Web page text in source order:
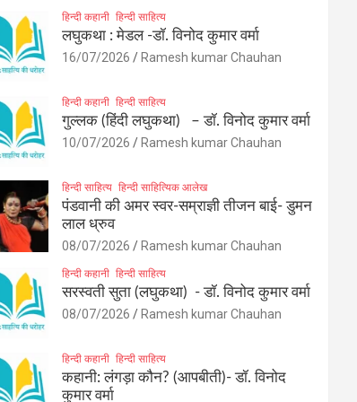
हिन्दी कहानी हिन्दी साहित्य
लघुकथा : मेडल -डॉ. विनोद कुमार वर्मा
16/07/2026 Ramesh kumar Chauhan
हिन्दी कहानी हिन्दी साहित्य
गुल्लक (हिंदी लघुकथा) – डॉ. विनोद कुमार वर्मा
10/07/2026 Ramesh kumar Chauhan
हिन्दी साहित्य हिन्दी साहित्यिक आलेख
पंडवानी की अमर स्वर-सम्राज्ञी तीजन बाई- डुमन
लाल ध्रुव
08/07/2026 Ramesh kumar Chauhan
हिन्दी कहानी हिन्दी साहित्य
सरस्वती सुता (लघुकथा) ​- डॉ. विनोद कुमार वर्मा
08/07/2026 Ramesh kumar Chauhan
हिन्दी कहानी हिन्दी साहित्य
कहानी: लंगड़ा कौन? (आपबीती)​- डॉ. विनोद
कुमार वर्मा